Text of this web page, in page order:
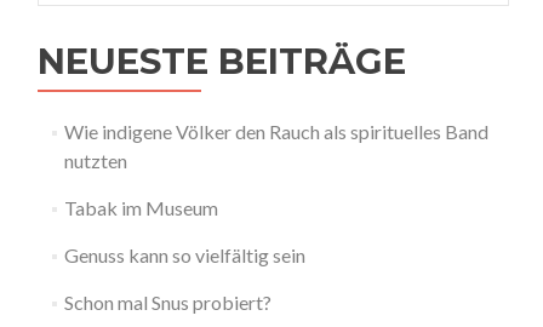
NEUESTE BEITRÄGE
Wie indigene Völker den Rauch als spirituelles Band
nutzten
Tabak im Museum
Genuss kann so vielfältig sein
Schon mal Snus probiert?